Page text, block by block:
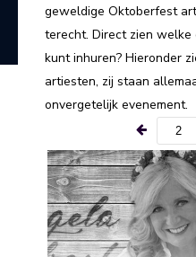
geweldige Oktoberfest
terecht. Direct zien
kunt inhuren? Hieronder
artiesten, zij staan
onvergetelijk evenement.